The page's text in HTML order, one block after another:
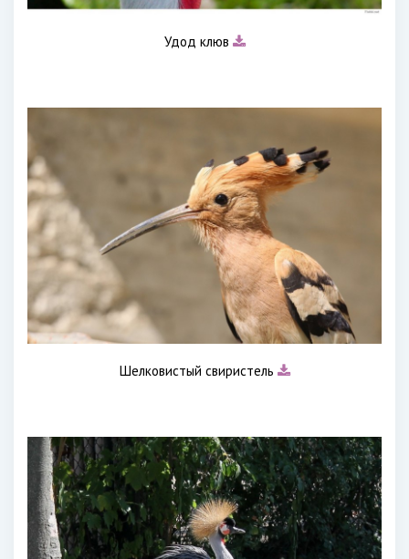
Удод клюв
Шелковистый свиристель